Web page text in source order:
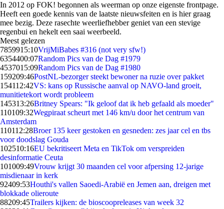
In 2012 op FOK! begonnen als weerman op onze eigenste frontpage.
Heeft een goede kennis van de laatste nieuwsfeiten en is hier graag
mee bezig. Deze rasechte weerliefhebber geniet van een stevige
regenbui en hekelt een saai weerbeeld.
Meest gelezen
7859915:10VrijMiBabes #316 (not very sfw!)
6354400:07Random Pics van de Dag #1979
4537015:09Random Pics van de Dag #1980
159209:46PostNL-bezorger steekt bewoner na ruzie over pakket
154112:42VS: kans op Russische aanval op NAVO-land groeit,
munitietekort wordt probleem
145313:26Britney Spears: "Ik geloof dat ik heb gefaald als moeder"
110109:32Wegpiraat scheurt met 146 km/u door het centrum van
Amsterdam
110112:28Broer 135 keer gestoken en gesneden: zes jaar cel en tbs
voor doodslag Gouda
102510:16EU bekritiseert Meta en TikTok om verspreiden
desinformatie Ceuta
101009:49Vrouw krijgt 30 maanden cel voor afpersing 12-jarige
misdienaar in kerk
92409:53Houthi's vallen Saoedi-Arabië en Jemen aan, dreigen met
blokkade olieroute
88209:45Trailers kijken: de bioscoopreleases van week 32